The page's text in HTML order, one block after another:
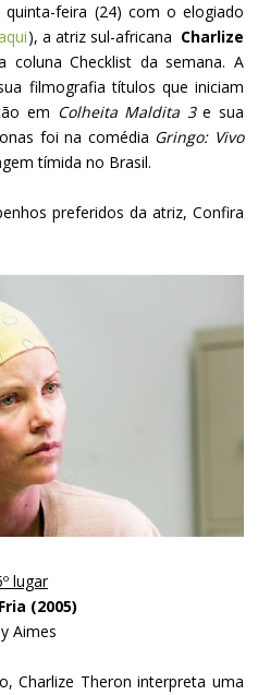
quinta-feira (24) com o elogiado
), a atriz sul-africana Charlize
coluna Checklist da semana. A
filmografia títulos que iniciam
em Colheita Maldita 3e sua
foi na comédia Gringo: Vivo
tímida no Brasil.
preferidos da atriz, Confira
lugar
(2005)
Aimes
Charlize Theron interpreta uma